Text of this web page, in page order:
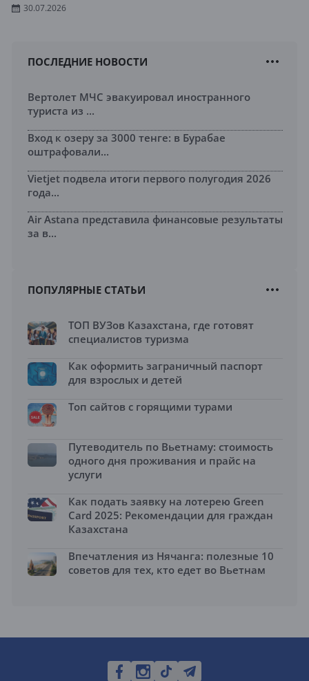
30.07.2026
ПОСЛЕДНИЕ НОВОСТИ
Вертолет МЧС эвакуировал иностранного
туриста из ...
Вход к озеру за 3000 тенге: в Бурабае
оштрафовали...
Vietjet подвела итоги первого полугодия 2026
года...
Air Astana представила финансовые результаты
за в...
ПОПУЛЯРНЫЕ СТАТЬИ
ТОП ВУЗов Казахстана, где готовят
специалистов туризма
Как оформить заграничный паспорт
для взрослых и детей
Топ сайтов с горящими турами
Путеводитель по Вьетнаму: стоимость
одного дня проживания и прайс на
услуги
Как подать заявку на лотерею Green
Card 2025: Рекомендации для граждан
Казахстана
Впечатления из Нячанга: полезные 10
советов для тех, кто едет во Вьетнам